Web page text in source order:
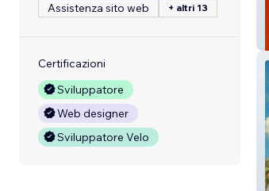
Assistenza sito web
+ altri 13
Certificazioni
Sviluppatore
Web designer
Sviluppatore Velo